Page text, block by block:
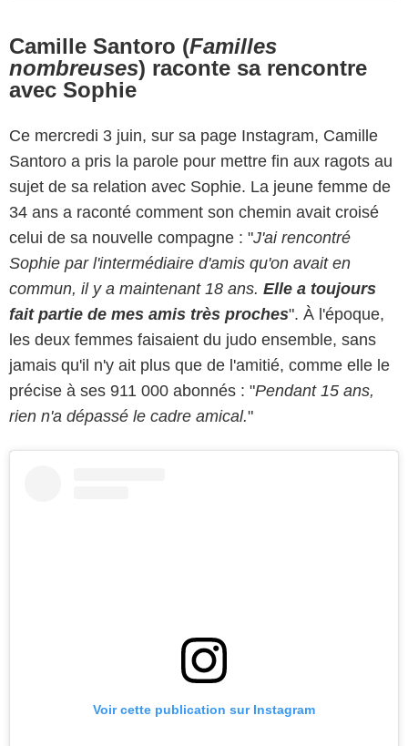
Camille Santoro (Familles
nombreuses) raconte sa rencontre
avec Sophie
Ce mercredi 3 juin, sur sa page Instagram, Camille
Santoro a pris la parole pour mettre fin aux ragots au
sujet de sa relation avec Sophie. La jeune femme de
34 ans a raconté comment son chemin avait croisé
celui de sa nouvelle compagne : "J'ai rencontré
Sophie par l'intermédiaire d'amis qu'on avait en
commun, il y a maintenant 18 ans. Elle a toujours
fait partie de mes amis très proches". À l'époque,
les deux femmes faisaient du judo ensemble, sans
jamais qu'il n'y ait plus que de l'amitié, comme elle le
précise à ses 911 000 abonnés : "Pendant 15 ans,
rien n'a dépassé le cadre amical."
Voir cette publication sur Instagram